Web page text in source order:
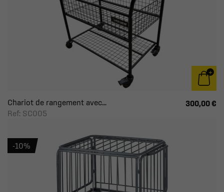
Chariot de rangement avec...
Ref: SC005
300,00 €
-10%